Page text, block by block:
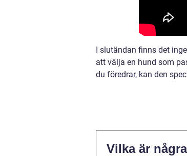
I slutändan finns det
att välja en hund som
du föredrar, kan den
Vilka är